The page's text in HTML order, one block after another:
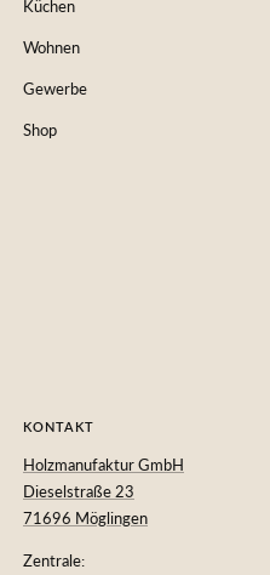
Küchen
Wohnen
Gewerbe
Shop
KONTAKT
Holzmanufaktur GmbH
Dieselstraße 23
71696 Möglingen
Zentrale: